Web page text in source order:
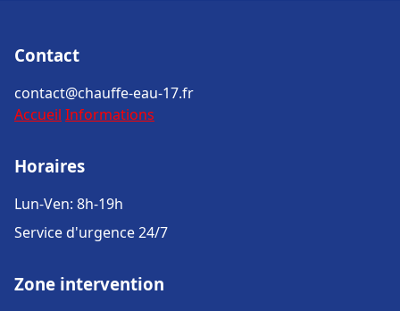
Contact
contact@chauffe-eau-17.fr
Accueil Informations
Horaires
Lun-Ven: 8h-19h
Service d'urgence 24/7
Zone intervention